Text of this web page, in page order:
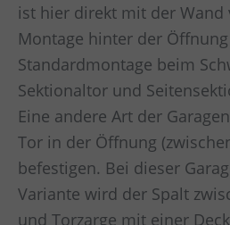
ist hier direkt mit der Wand
Montage hinter der
Standardmontage beim
Sektionaltor und
Eine andere Art der
Tor in der Öffnung
befestigen. Bei dieser
Variante wird der Spalt
und Torzarge mit einer